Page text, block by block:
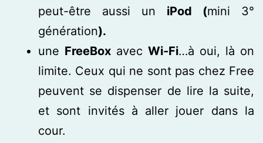
peut-être aussi un iPod (mini 3°
génération).
une FreeBox avec Wi-Fi…à oui, là on
limite. Ceux qui ne sont pas chez Free
peuvent se dispenser de lire la suite,
et sont invités à aller jouer dans la
cour.